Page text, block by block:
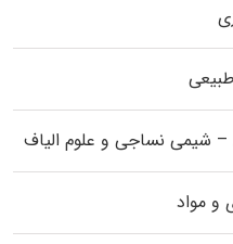
شیمی نساجی و علوم الیاف
و مواد